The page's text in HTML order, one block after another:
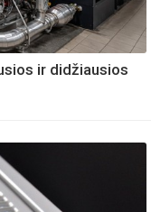
ir didžiausios